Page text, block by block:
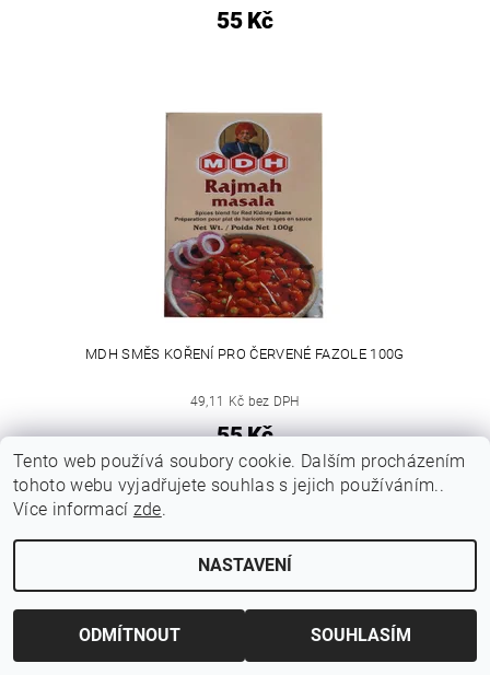
55 Kč
MDH SMĚS KOŘENÍ PRO ČERVENÉ FAZOLE 100G
49,11 Kč bez DPH
55 Kč
Tento web používá soubory cookie. Dalším procházením
tohoto webu vyjadřujete souhlas s jejich používáním..
Více informací zde.
NASTAVENÍ
ODMÍTNOUT SOUHLASÍM